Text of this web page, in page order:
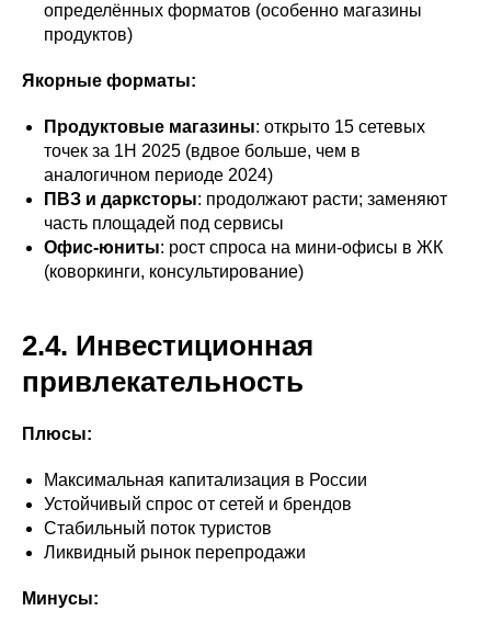
определённых форматов (особенно магазины
продуктов)
Якорные форматы:
Продуктовые магазины: открыто 15 сетевых
точек за 1H 2025 (вдвое больше, чем в
аналогичном периоде 2024)
ПВЗ и дарксторы: продолжают расти; заменяют
часть площадей под сервисы
Офис-юниты: рост спроса на мини‑офисы в ЖК
(коворкинги, консультирование)
2.4. Инвестиционная
привлекательность
Плюсы:
Максимальная капитализация в России
Устойчивый спрос от сетей и брендов
Стабильный поток туристов
Ликвидный рынок перепродажи
Минусы: